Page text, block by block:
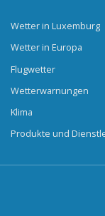
Wetter in Luxemburg
Wetter in Europa
Flugwetter
Wetterwarnungen
Klima
Produkte und